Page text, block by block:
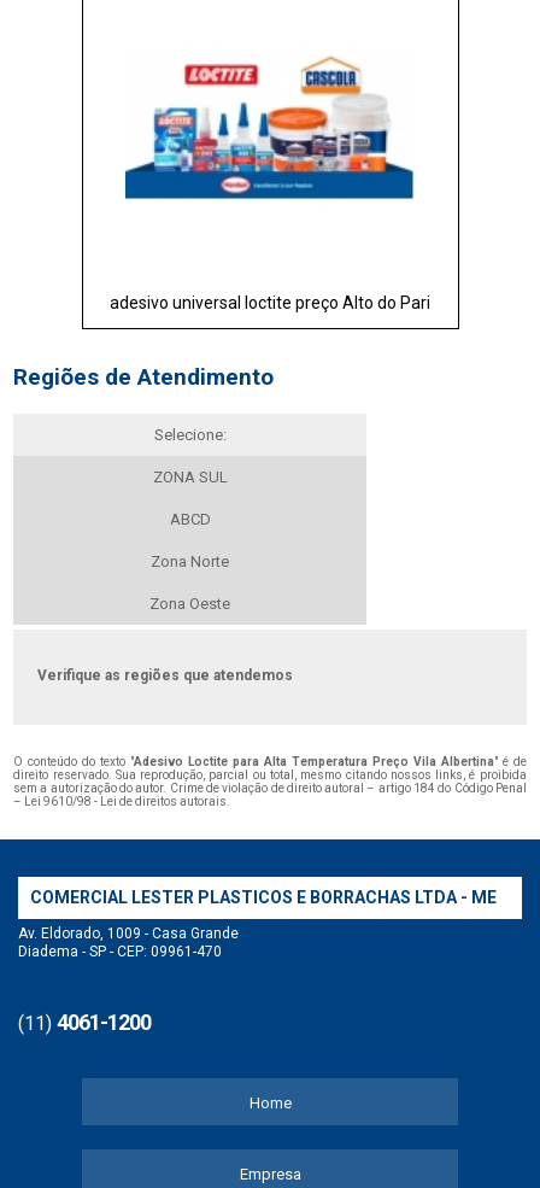
adesivo universal loctite preço Alto do Pari
Regiões de Atendimento
Selecione:
ZONA SUL
ABCD
Zona Norte
Zona Oeste
Verifique as regiões que atendemos
O conteúdo do texto "Adesivo Loctite para Alta Temperatura Preço Vila Albertina" é de
direito reservado. Sua reprodução, parcial ou total, mesmo citando nossos links, é proibida
sem a autorização do autor. Crime de violação de direito autoral – artigo 184 do Código Penal
–
Lei 9610/98 - Lei de direitos autorais
COMERCIAL LESTER PLASTICOS E BORRACHAS LTDA - ME
Av. Eldorado, 1009 - Casa Grande
Diadema - SP - CEP: 09961-470
(11) 4061-1200
Home
Empresa